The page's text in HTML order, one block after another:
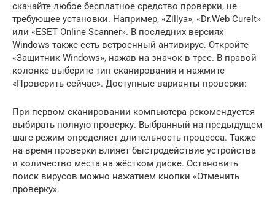
скачайте любое бесплатное средство проверки, не
требующее установки. Например, «Zillya», «Dr.Web CureIt»
или «ESET Online Scanner». В последних версиях
Windows также есть встроенный антивирус. Откройте
«Защитник Windows», нажав на значок в трее. В правой
колонке выберите тип сканирования и нажмите
«Проверить сейчас». Доступные варианты проверки:
При первом сканировании компьютера рекомендуется
выбирать полную проверку. Выбранный на предыдущем
шаге режим определяет длительность процесса. Также
на время проверки влияет быстродействие устройства
и количество места на жёстком диске. Остановить
поиск вирусов можно нажатием кнопки «Отменить
проверку».